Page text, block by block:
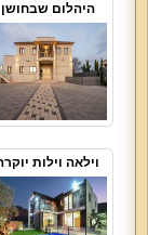
היהלום שבחושן
וילאה וילות